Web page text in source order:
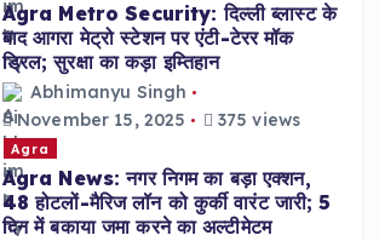
Agra Metro Security: दिल्ली ब्लास्ट के
बाद आगरा मेट्रो स्टेशन पर एंटी-टेरर मॉक
ड्रिल; सुरक्षा का कड़ा इम्तिहान
Abhimanyu Singh
November 15, 2025
375 views
Agra
Agra News: नगर निगम का बड़ा एक्शन,
48 होटलों-मैरिज लॉन को कुर्की वारंट जारी; 5
दिन में बकाया जमा करने का अल्टीमेटम